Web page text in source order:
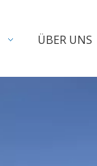
ÜBER UNS